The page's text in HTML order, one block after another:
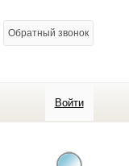
Обратный звонок
Войти